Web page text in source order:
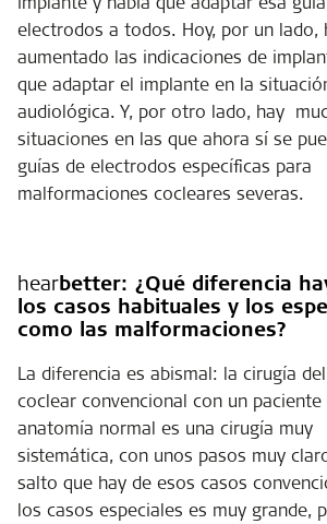
electrodos a todos. Hoy, por un lado,
aumentado las indicaciones de
que adaptar el implante en la
audiológica. Y, por otro lado, hay
situaciones en las que ahora sí se
guías de electrodos específicas para
malformaciones cocleares severas.
hearbetter: ¿Qué diferencia
los casos habituales y los
como las malformaciones?
La diferencia es abismal: la cirugía
coclear convencional con un paciente
anatomía normal es una cirugía muy
sistemática, con unos pasos muy
salto que hay de esos casos
los casos especiales es muy grande,